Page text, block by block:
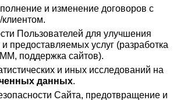
и изменение договоров с
Пользователей для улучшения
предоставляемых услуг (разработка
поддержка сайтов).
и иных исследований на
данных.
Сайта, предотвращение и